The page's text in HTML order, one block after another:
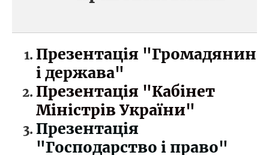
Презентація "Громадянин
і держава"
Презентація "Кабінет
Міністрів України"
Презентація
"Господарство і право"